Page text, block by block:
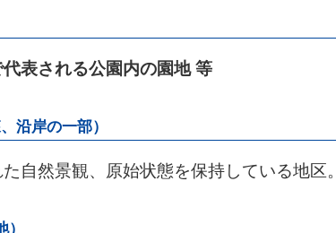
代表される公園内の園地 等
沿岸の一部）
自然景観、原始状態を保持している地区。